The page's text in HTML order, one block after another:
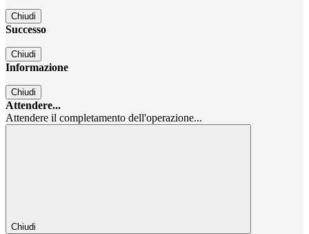
Chiudi
Successo
Chiudi
Informazione
Chiudi
Attendere...
Attendere il completamento dell'operazione...
Chiudi